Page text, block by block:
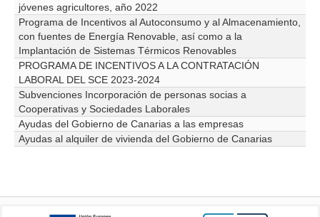
jóvenes agricultores, año 2022
Programa de Incentivos al Autoconsumo y al Almacenamiento,
con fuentes de Energía Renovable, así como a la
Implantación de Sistemas Térmicos Renovables
PROGRAMA DE INCENTIVOS A LA CONTRATACIÓN
LABORAL DEL SCE 2023-2024
Subvenciones Incorporación de personas socias a
Cooperativas y Sociedades Laborales
Ayudas del Gobierno de Canarias a las empresas
Ayudas al alquiler de vivienda del Gobierno de Canarias